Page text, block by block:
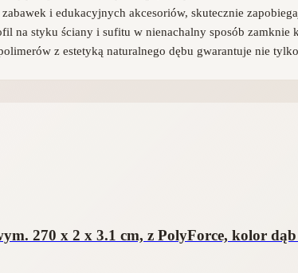
i edukacyjnych akcesoriów, skutecznie
na styku ściany i sufitu w nienachalny sposób zamknie
z estetyką naturalnego dębu gwarantuje nie
270 x 2 x 3.1 cm, z PolyForce, kolor